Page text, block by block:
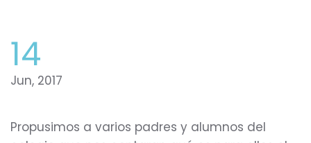
14
Jun, 2017
Propusimos a varios padres y alumnos del